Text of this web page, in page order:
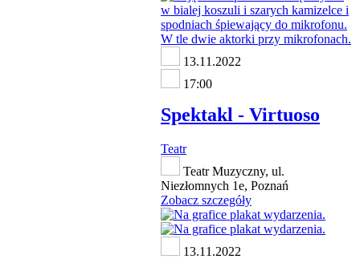
13.11.2022
17:00
Spektakl - Virtuoso
Teatr
Teatr Muzyczny, ul.
Niezłomnych 1e, Poznań
Zobacz szczegóły
13.11.2022